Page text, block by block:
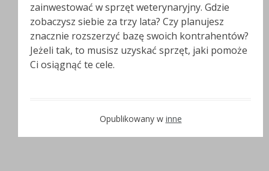
zainwestować w sprzęt weterynaryjny. Gdzie
zobaczysz siebie za trzy lata? Czy planujesz
znacznie rozszerzyć bazę swoich kontrahentów?
Jeżeli tak, to musisz uzyskać sprzęt, jaki pomoże
Ci osiągnąć te cele.
Opublikowany w inne